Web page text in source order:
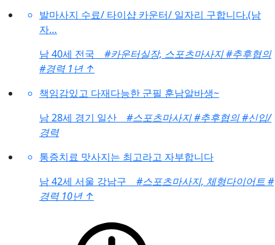
발마사지 수료/ 타이샵 카운터/ 일자리 구합니다.(남
자…
남40세 전국 #카운터실장, 스포츠마사지#추후협의
#경력 1년 ↑
책임감있고 다재다능한 군필 훈남알바생~
남28세 경기 일산 #스포츠마사지#추후협의#신입/
경력
통증치료 맛사지는 최고라고 자부합니다
남42세 서울 강남구 #스포츠마사지, 체형다이어트#
경력 10년 ↑